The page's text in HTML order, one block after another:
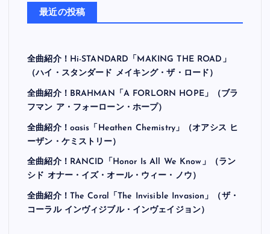
最近の投稿
全曲紹介！Hi-STANDARD「MAKING THE ROAD」
（ハイ・スタンダード メイキング・ザ・ロード）
全曲紹介！BRAHMAN「A FORLORN HOPE」（ブラ
フマン ア・フォーローン・ホープ）
全曲紹介！oasis「Heathen Chemistry」（オアシス ヒ
ーザン・ケミストリー）
全曲紹介！RANCID「Honor Is All We Know」（ラン
シド オナー・イズ・オール・ウィー・ノウ）
全曲紹介！The Coral「The Invisible Invasion」（ザ・
コーラル インヴィジブル・インヴェイジョン）